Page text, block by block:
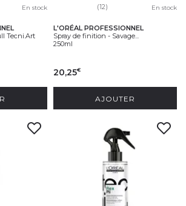
En stock
Tecni.Art
(12) En stock
L'ORÉAL PROFESSIONNEL
Spray de finition - Savage...
250ml
20,25€
AJOUTER